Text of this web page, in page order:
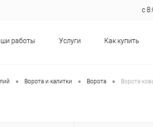
с
работы Услуги Как купить
• Ворота и калитки • Ворота • Ворота